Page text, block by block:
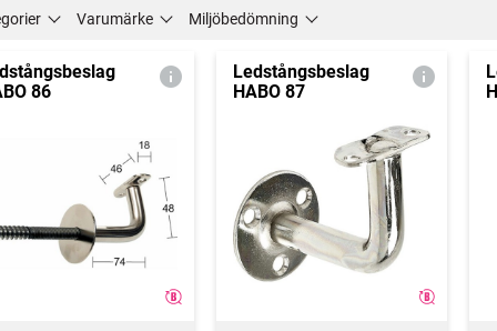
Varumärke Miljöbedömning
86
Ledstångsbeslag
HABO 87